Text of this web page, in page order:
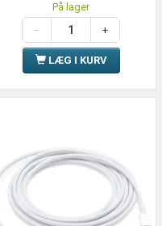
På lager
LÆG I KURV